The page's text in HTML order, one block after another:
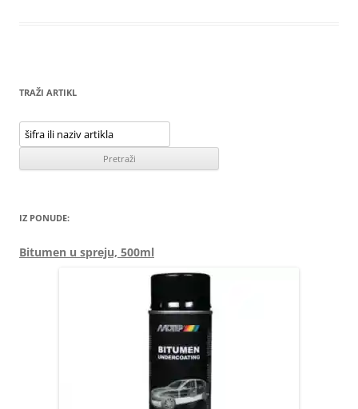
TRAŽI ARTIKL
IZ PONUDE:
Bitumen u spreju, 500ml